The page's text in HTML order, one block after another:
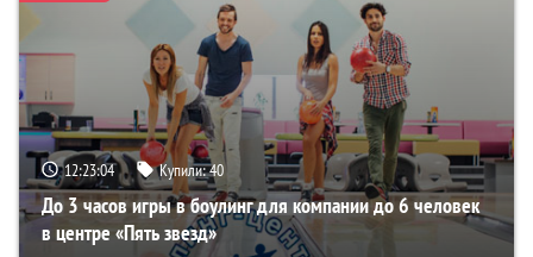
12:23:02 Купили:40
До 3 часов игры в боулинг для компании до 6 человек
в центре «Пять звезд»